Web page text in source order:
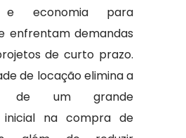
e economia para
enfrentam demandas
de curto prazo.
de locação elimina a
de um grande
inicial na compra de